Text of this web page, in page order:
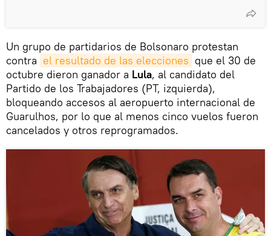
Un grupo de partidarios de Bolsonaro protestan
contra el resultado de las elecciones que el 30 de
octubre dieron ganador a Lula, al candidato del
Partido de los Trabajadores (PT, izquierda),
bloqueando accesos al aeropuerto internacional de
Guarulhos, por lo que al menos cinco vuelos fueron
cancelados y otros reprogramados.